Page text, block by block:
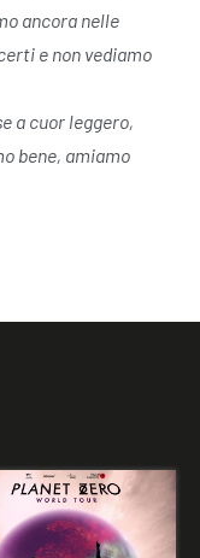
ancora nelle
e non vediamo
a cuor leggero,
bene, amiamo